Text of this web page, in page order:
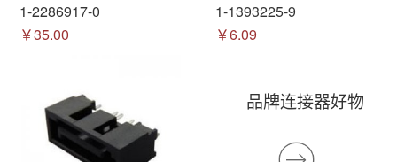
1-2286917-0
￥35.00
1-1393225-9
￥6.09
品牌连接器好物